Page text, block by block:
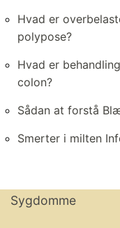
Hvad er
polypose?
Hvad er
colon?
Sådan at forstå
Smerter i milten
Sygdomme